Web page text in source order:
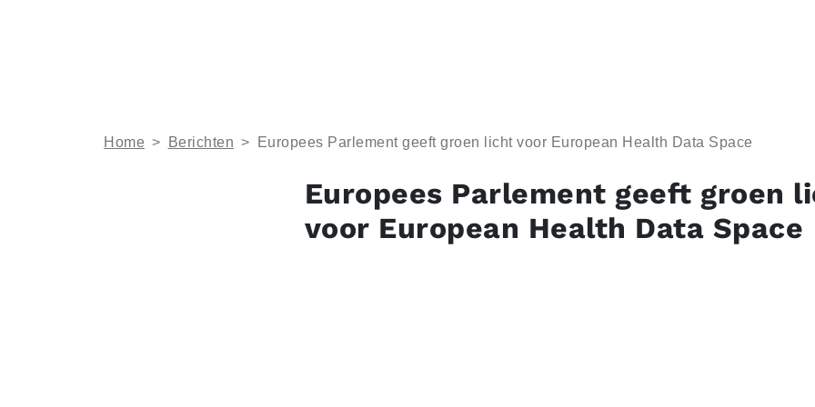
Home > Berichten > Europees Parlement geeft groen licht voor European Health Data Space
Europees Parlement geeft groen
voor European Health Data Space